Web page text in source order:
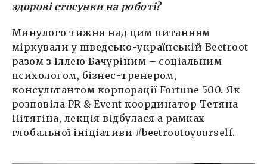
здорові стосунки на роботі?
Минулого тижня над цим питанням
міркували у шведсько-українській Beetroot
разом з Іллею Бачуріним – соціальним
психологом, бізнес-тренером,
консультантом корпорації Fortune 500. Як
розповіла PR & Event координатор Тетяна
Нітягіна, лекція відбулася а рамках
глобальної ініціативи #beetrootoyourself.